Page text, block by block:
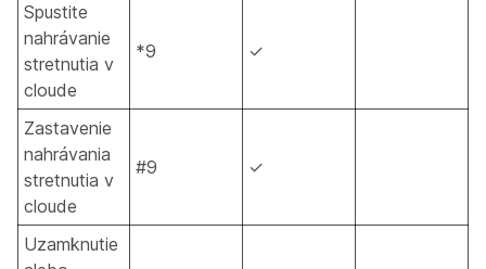
Spustite
nahrávanie
stretnutia v
cloude
*9 ✓
Zastavenie
nahrávania
stretnutia v
cloude
#9 ✓
Uzamknutie